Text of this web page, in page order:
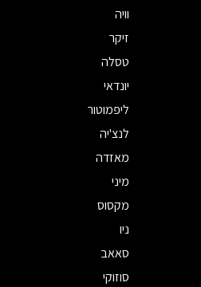
וויה
זיקר
טסלה
יונדאי
ליפמוטור
לנצ'יה
מאזדה
מיני
מקסוס
ניו
סאאב
סוזוקי